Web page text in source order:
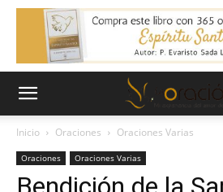
Inicio Oraciones Oraciones Varias
Oraciones Oraciones Varias